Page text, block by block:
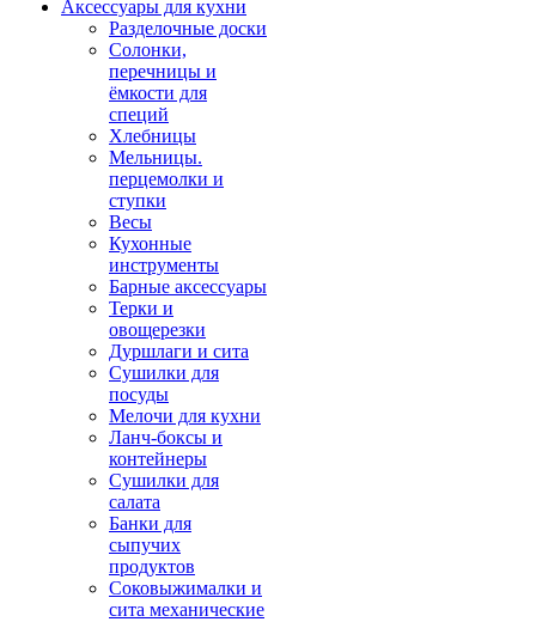
Аксессуары для кухни
Разделочные доски
Солонки,
перечницы и
ёмкости для
специй
Хлебницы
Мельницы.
перцемолки и
ступки
Весы
Кухонные
инструменты
Барные аксессуары
Терки и
овощерезки
Дуршлаги и сита
Сушилки для
посуды
Мелочи для кухни
Ланч-боксы и
контейнеры
Сушилки для
салата
Банки для
сыпучих
продуктов
Соковыжималки и
сита механические